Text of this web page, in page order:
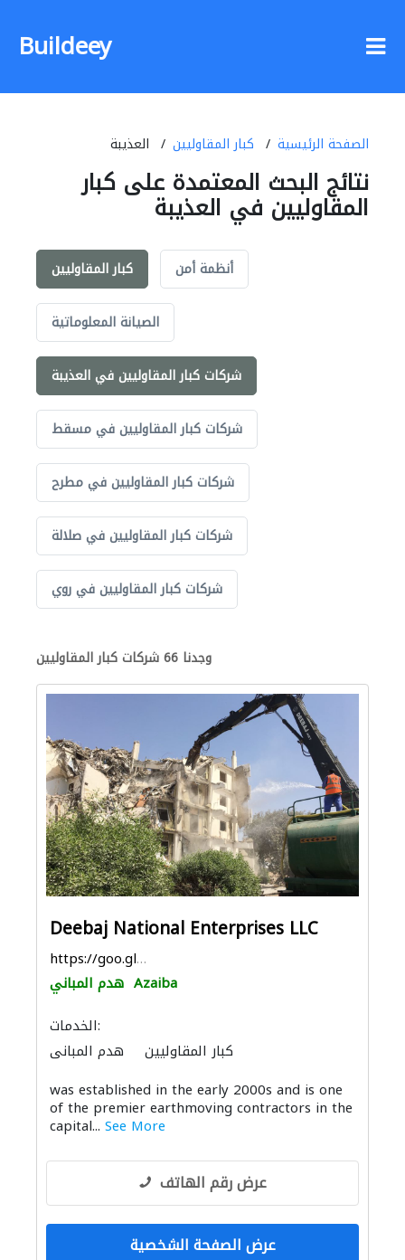
Buildeey
الصفحة الرئيسية كبار المقاوليين العذيبة
نتائج البحث المعتمدة على كبار
المقاوليين في العذيبة
كبار المقاوليين أنظمة أمن
الصيانة المعلوماتية
شركات كبار المقاوليين في العذيبة
شركات كبار المقاوليين في مسقط
شركات كبار المقاوليين في مطرح
شركات كبار المقاوليين في صلالة
شركات كبار المقاوليين في روي
وجدنا 66 شركات كبار المقاوليين
Deebaj National Enterprises LLC
https://goo.gl/maps/CJMdikjnQ6VT8PNP6
هدم المباني Azaiba
الخدمات:
هدم المباني
كبار المقاوليين
was established in the early 2000s and is one
of the premier earthmoving contractors in the
capital... See More
عرض رقم الهاتف
عرض الصفحة الشخصية